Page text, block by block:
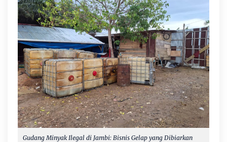
Gudang Minyak Ilegal di Jambi: Bisnis Gelap yang Dibiarkan